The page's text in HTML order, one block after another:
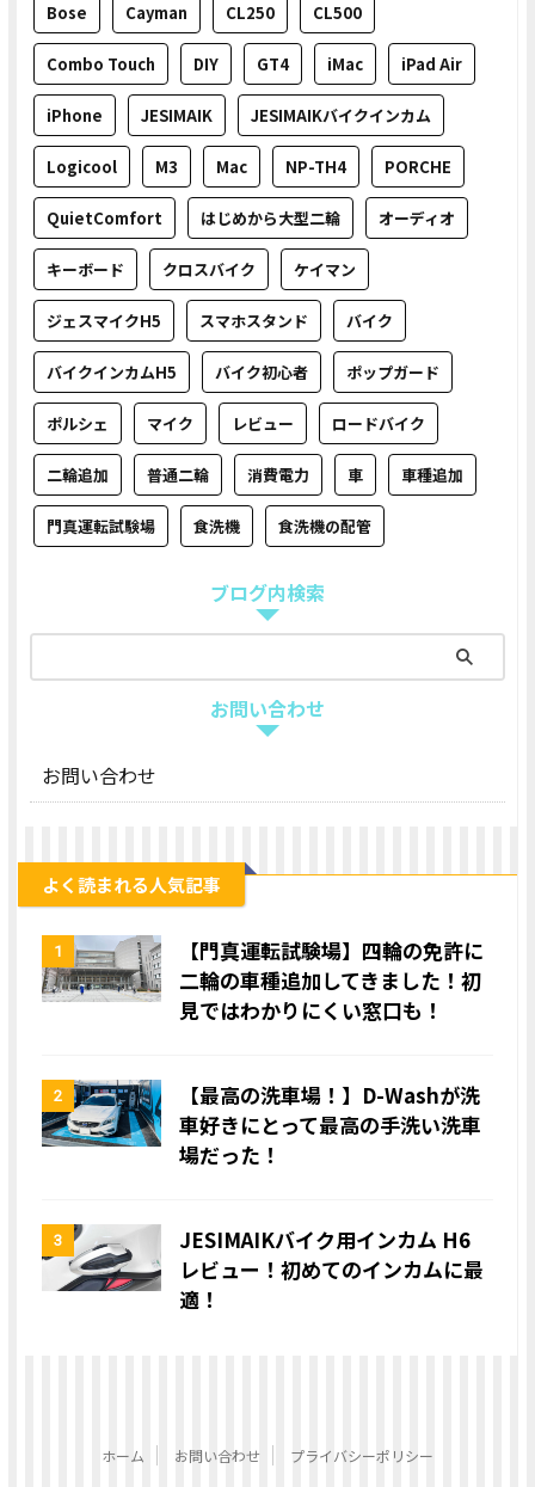
Bose Cayman CL250 CL500
Combo Touch DIY GT4 iMac iPad Air
iPhone JESIMAIK JESIMAIKバイクインカム
Logicool M3 Mac NP-TH4 PORCHE
QuietComfort はじめから大型二輪 オーディオ
キーボード クロスバイク ケイマン
ジェスマイクH5 スマホスタンド バイク
バイクインカムH5 バイク初心者 ポップガード
ポルシェ マイク レビュー ロードバイク
二輪追加 普通二輪 消費電力 車 車種追加
門真運転試験場 食洗機 食洗機の配管
ブログ内検索
お問い合わせ
お問い合わせ
よく読まれる人気記事
1
【門真運転試験場】四輪の免許に
二輪の車種追加してきました！初
見ではわかりにくい窓口も！
2
【最高の洗車場！】D-Washが洗
車好きにとって最高の手洗い洗車
場だった！
3
JESIMAIKバイク用インカム H6
レビュー！初めてのインカムに最
適！
ホーム お問い合わせ プライバシーポリシー